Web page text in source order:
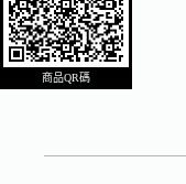
商品QR碼